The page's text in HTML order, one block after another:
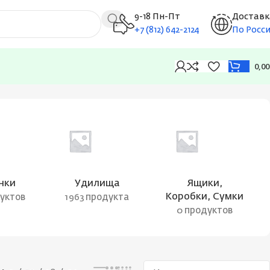
9-18 Пн-Пт
+7 (812) 642-2124
По
Удилища
1963 продукта
Ящики,
Коробки, Сумки
0 продуктов